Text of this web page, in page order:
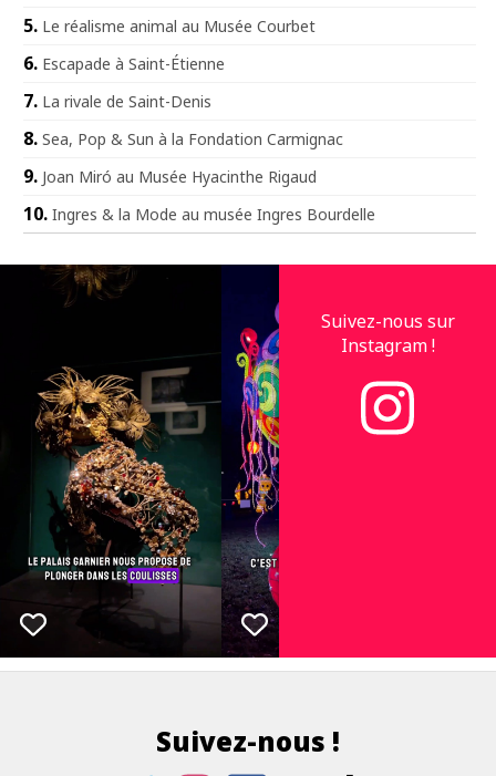
Le réalisme animal au Musée Courbet
Escapade à Saint-Étienne
La rivale de Saint-Denis
Sea, Pop & Sun à la Fondation Carmignac
Joan Miró au Musée Hyacinthe Rigaud
Ingres & la Mode au musée Ingres Bourdelle
Suivez-nous sur
Instagram !
Suivez-nous !